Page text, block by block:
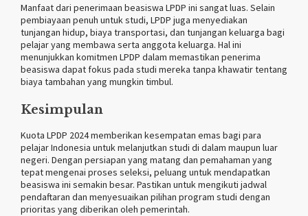
Manfaat dari penerimaan beasiswa LPDP ini sangat luas. Selain
pembiayaan penuh untuk studi, LPDP juga menyediakan
tunjangan hidup, biaya transportasi, dan tunjangan keluarga bagi
pelajar yang membawa serta anggota keluarga. Hal ini
menunjukkan komitmen LPDP dalam memastikan penerima
beasiswa dapat fokus pada studi mereka tanpa khawatir tentang
biaya tambahan yang mungkin timbul​.
Kesimpulan
Kuota LPDP 2024 memberikan kesempatan emas bagi para
pelajar Indonesia untuk melanjutkan studi di dalam maupun luar
negeri. Dengan persiapan yang matang dan pemahaman yang
tepat mengenai proses seleksi, peluang untuk mendapatkan
beasiswa ini semakin besar. Pastikan untuk mengikuti jadwal
pendaftaran dan menyesuaikan pilihan program studi dengan
prioritas yang diberikan oleh pemerintah.